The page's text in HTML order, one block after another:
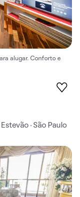
alugar. Conforto e
· São Paulo